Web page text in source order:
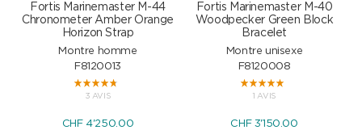
Fortis Marinemaster M-44
Chronometer Amber Orange
Horizon Strap
Montre homme
F8120013
3 AVIS
CHF4'250.00
Fortis Marinemaster M-40
Woodpecker Green Block
Bracelet
Montre unisexe
F8120008
1 AVIS
CHF3'150.00